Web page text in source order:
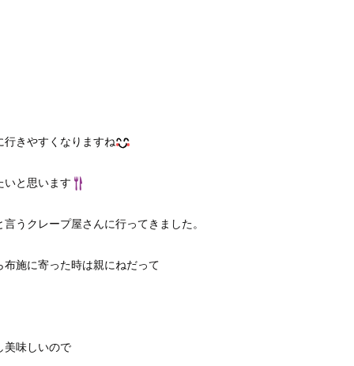
きやすくなりますね
いと思います
うクレープ屋さんに行ってきました。
施に寄った時は親にねだって
美味しいので